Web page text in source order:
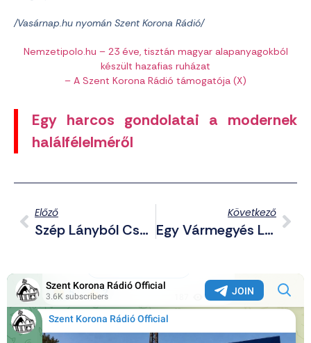
/Vasárnap.hu nyomán Szent Korona Rádió/
Nemzetipolo.hu – 23 éve, tisztán magyar alapanyagokból
készült hazafias ruházat
– A Szent Korona Rádió támogatója (X)
Egy harcos gondolatai a modernek
halálfélelméről
Előző
Szép Lányból Csúnya Fiú
Következő
Egy Vármegyés Lány Edzése